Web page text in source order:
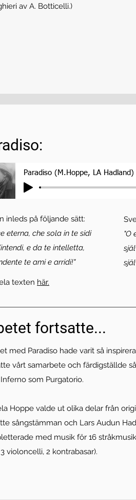
av A. Botticelli.)
Paradiso (M.Hoppe, LA Hadland)
inleds på följande sätt:
eterna, che sola in te sidi
e da te intelletta,
te ami e arridi!"
"O
texten här.
fortsatte...
med Paradiso hade varit så
vårt samarbete och färdigställde
som Purgatorio.
Hoppe valde ut olika delar från
sångstämman och Lars Audun
med musik för 16
violoncelli, 2 kontrabasar).